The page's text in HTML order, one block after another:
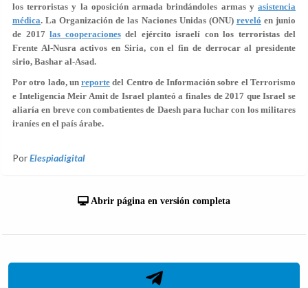
los terroristas y la oposición armada brindándoles armas y asistencia
médica. La Organización de las Naciones Unidas (ONU) reveló en junio
de 2017 las cooperacionesdel ejército israelí con los terroristas del
Frente Al-Nusra activos en Siria, con el fin de derrocar al presidente
sirio, Bashar al-Asad.
Por otro lado, unreporte del Centro de Información sobre el Terrorismo
e Inteligencia Meir Amit de Israel planteó a finales de 2017 que Israel se
aliaría en breve con combatientes de Daesh para luchar con los militares
iraníes en el país árabe.
PorElespiadigital
Abrir página en versión completa